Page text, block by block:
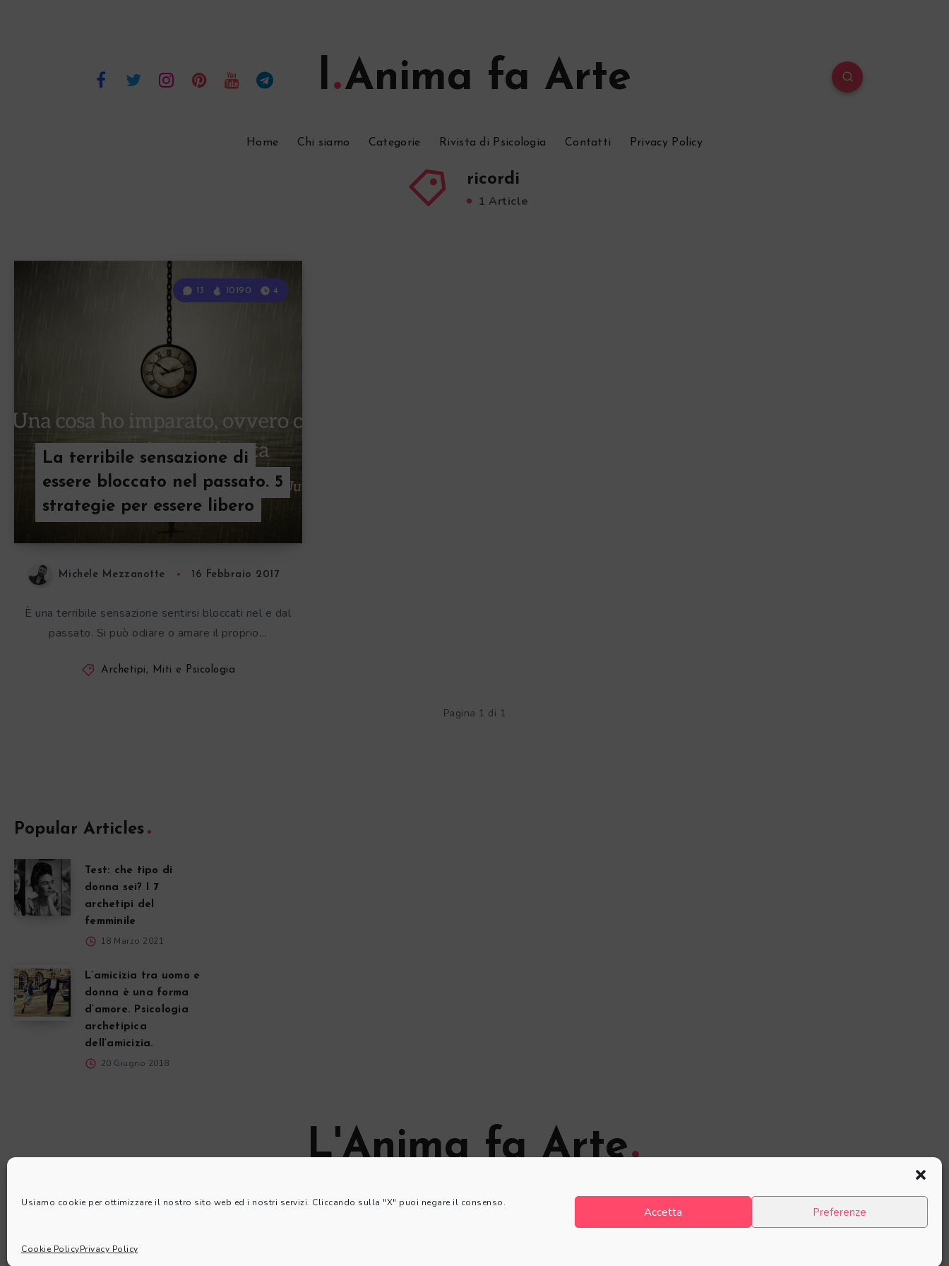
Usiamo cookie per ottimizzare il nostro sito web ed i nostri servizi. Cliccando sulla "X" puoi negare il consenso.
Accetta Preferenze
Cookie PolicyPrivacy Policy
l Anima fa Arte
Home Chi siamo Categorie Rivista di Psicologia Contatti Privacy Policy
ricordi
1 Article
La terribile sensazione di
essere bloccato nel passato. 5
strategie per essere libero
13 10190 4
Michele Mezzanotte 16 Febbraio 2017
È una terribile sensazione sentirsi bloccati nel e dal
passato. Si può odiare o amare il proprio…
Archetipi, Miti e Psicologia
Pagina 1 di 1
Popular Articles
Test: che tipo di
donna sei? I 7
archetipi del
femminile
18 Marzo 2021
L’amicizia tra uomo e
donna è una forma
d’amore. Psicologia
archetipica
dell’amicizia.
20 Giugno 2018
L'Anima fa Arte
© L'Anima fa Arte